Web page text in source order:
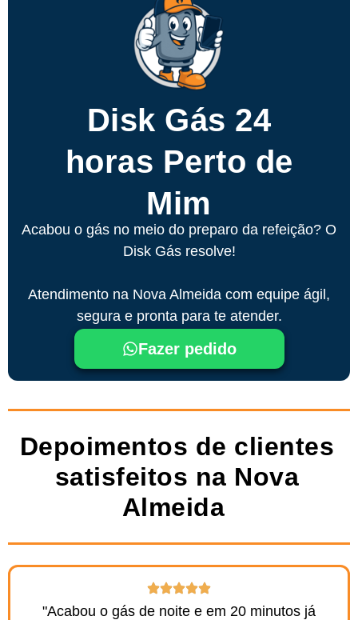
Disk Gás 24
horas Perto de
Mim
Acabou o gás no meio do preparo da refeição? O
Disk Gás resolve!
Atendimento na Nova Almeida com equipe ágil,
segura e pronta para te atender.
Fazer pedido
Depoimentos de clientes
satisfeitos na Nova
Almeida ​
"Acabou o gás de noite e em 20 minutos já